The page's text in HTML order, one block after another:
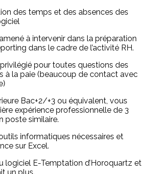
des temps et des absences des
à intervenir dans la préparation
dans le cadre de l’activité RH.
privilégié pour toutes questions des
à la paie (beaucoup de contact avec
Bac+2/+3 ou équivalent, vous
expérience professionnelle de 3
poste similaire.
informatiques nécessaires et
sur Excel.
logiciel E-Temptation d’Horoquartz et